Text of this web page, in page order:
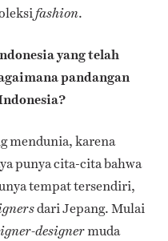
fashion.
yang telah
pandangan
mendunia, karena
punya cita-cita bahwa
tempat tersendiri,
dari Jepang. Mulai
designermuda